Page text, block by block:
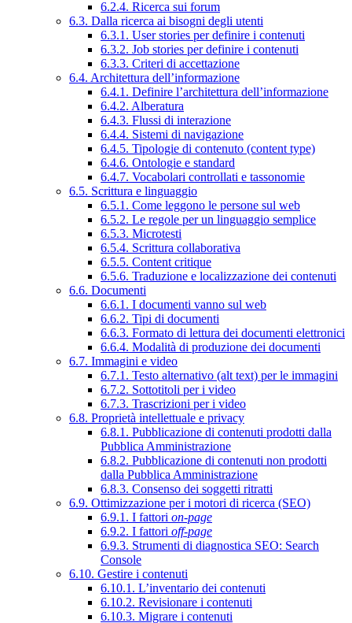
6.2.4. Ricerca sui forum
6.3. Dalla ricerca ai bisogni degli utenti
6.3.1. User stories per definire i contenuti
6.3.2. Job stories per definire i contenuti
6.3.3. Criteri di accettazione
6.4. Architettura dell’informazione
6.4.1. Definire l’architettura dell’informazione
6.4.2. Alberatura
6.4.3. Flussi di interazione
6.4.4. Sistemi di navigazione
6.4.5. Tipologie di contenuto (content type)
6.4.6. Ontologie e standard
6.4.7. Vocabolari controllati e tassonomie
6.5. Scrittura e linguaggio
6.5.1. Come leggono le persone sul web
6.5.2. Le regole per un linguaggio semplice
6.5.3. Microtesti
6.5.4. Scrittura collaborativa
6.5.5. Content critique
6.5.6. Traduzione e localizzazione dei contenuti
6.6. Documenti
6.6.1. I documenti vanno sul web
6.6.2. Tipi di documenti
6.6.3. Formato di lettura dei documenti elettronici
6.6.4. Modalità di produzione dei documenti
6.7. Immagini e video
6.7.1. Testo alternativo (alt text) per le immagini
6.7.2. Sottotitoli per i video
6.7.3. Trascrizioni per i video
6.8. Proprietà intellettuale e privacy
6.8.1. Pubblicazione di contenuti prodotti dalla
Pubblica Amministrazione
6.8.2. Pubblicazione di contenuti non prodotti
dalla Pubblica Amministrazione
6.8.3. Consenso dei soggetti ritratti
6.9. Ottimizzazione per i motori di ricerca (SEO)
6.9.1. I fattori on-page
6.9.2. I fattori off-page
6.9.3. Strumenti di diagnostica SEO: Search
Console
6.10. Gestire i contenuti
6.10.1. L’inventario dei contenuti
6.10.2. Revisionare i contenuti
6.10.3. Migrare i contenuti